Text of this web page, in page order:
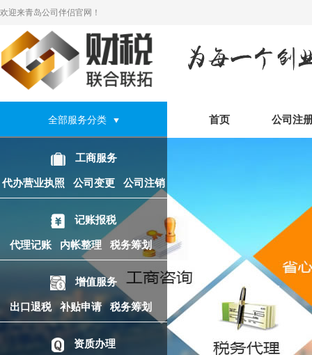
欢迎来青岛公司伴侣官网！
全部服务分类
工商服务
代办营业执照 公司变更 公司注销
记账报税
代理记账 内帐整理 税务筹划
增值服务
出口退税 补贴申请 税务筹划
资质办理
首页 公司注